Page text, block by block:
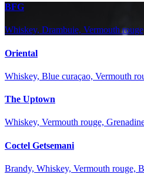
BFG
Whiskey, Drambuie, Vermouth
Oriental
Whiskey, Blue curaçao, Vermouth
The Uptown
Whiskey, Vermouth rouge,
Coctel Getsemani
Brandy, Whiskey, Vermouth rouge,